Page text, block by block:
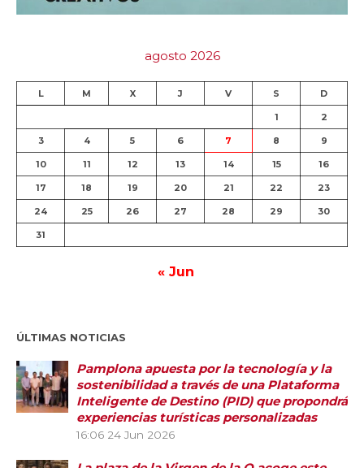
agosto 2026
L M X J V S D
1 2
3 4 5 6 7 8 9
10 11 12 13 14 15 16
17 18 19 20 21 22 23
24 25 26 27 28 29 30
31
« Jun
ÚLTIMAS NOTICIAS
Pamplona apuesta por la tecnología y la
sostenibilidad a través de una Plataforma
Inteligente de Destino (PID) que propondrá
experiencias turísticas personalizadas
16:06 24 Jun 2026